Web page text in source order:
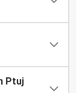
Ptuj